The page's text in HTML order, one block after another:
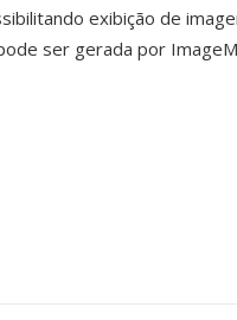
exibição de
ser gerada por